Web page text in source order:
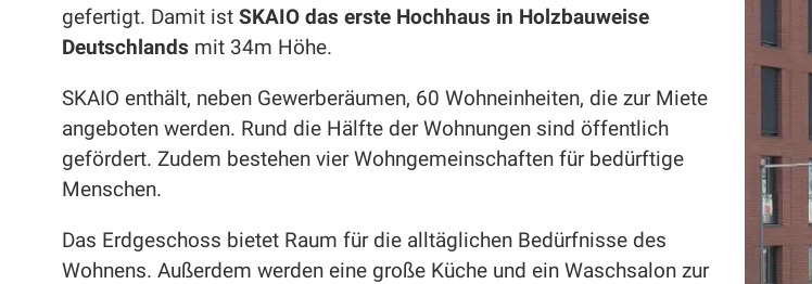
gefertigt. Damit istSKAIO das erste Hochhaus in Holzbauweise
Deutschlands mit 34m Höhe.
SKAIO enthält, neben Gewerberäumen, 60 Wohneinheiten, die zur Miete
angeboten werden. Rund die Hälfte der Wohnungen sind öffentlich
gefördert. Zudem bestehen vier Wohngemeinschaften für bedürftige
Menschen.
Das Erdgeschoss bietet Raum für die alltäglichen Bedürfnisse des
Wohnens. Außerdem werden eine große Küche und ein Waschsalon zur